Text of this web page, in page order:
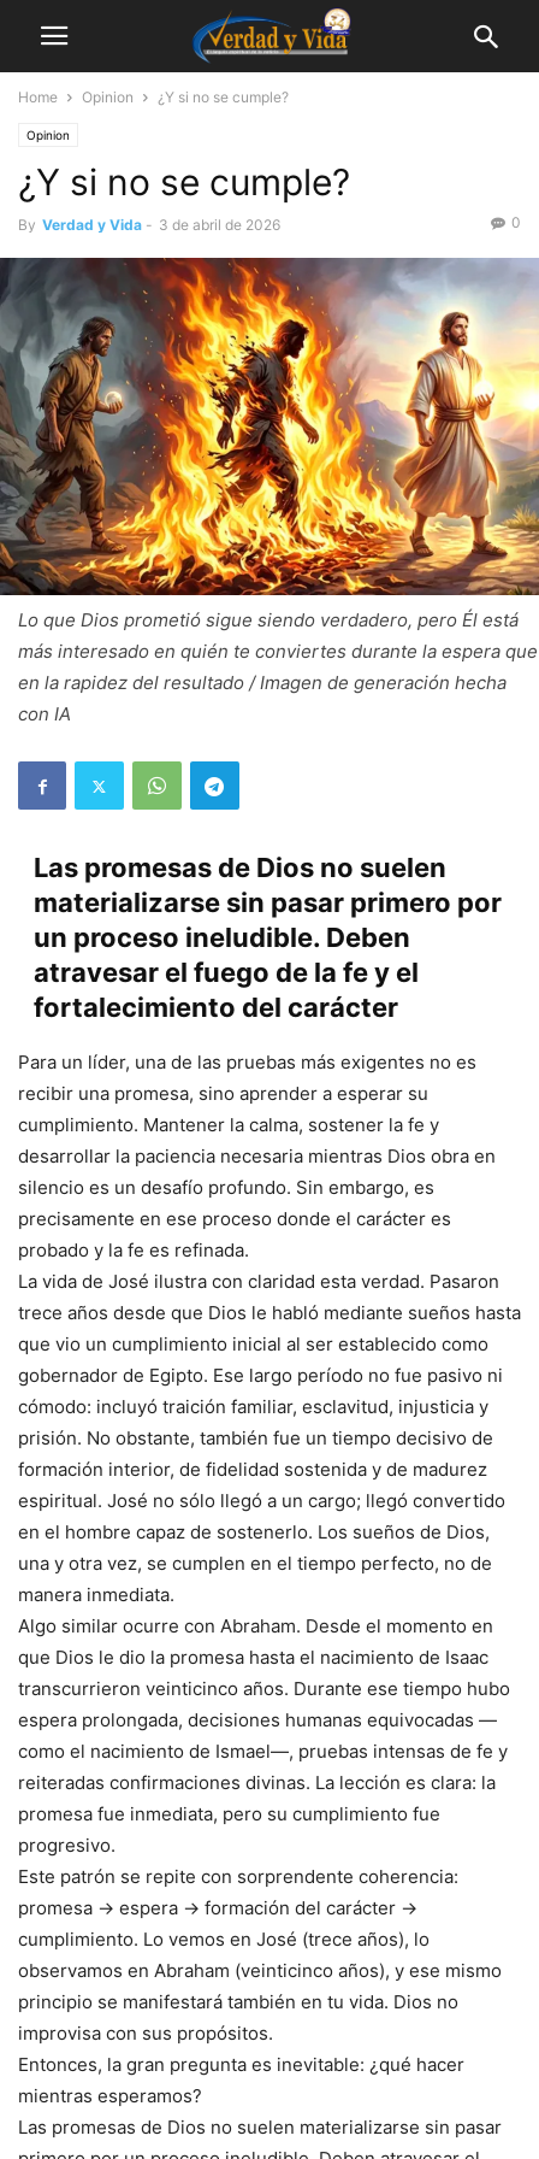
Home Opinion ¿Y si no se cumple?
Opinion
¿Y si no se cumple?
By Verdad y Vida - 3 de abril de 2026 0
Lo que Dios prometió sigue siendo verdadero, pero Él está
más interesado en quién te conviertes durante la espera que
en la rapidez del resultado / Imagen de generación hecha
con IA
Las promesas de Dios no suelen
materializarse sin pasar primero por
un proceso ineludible. Deben
atravesar el fuego de la fe y el
fortalecimiento del carácter
Para un líder, una de las pruebas más exigentes no es
recibir una promesa, sino aprender a esperar su
cumplimiento. Mantener la calma, sostener la fe y
desarrollar la paciencia necesaria mientras Dios obra en
silencio es un desafío profundo. Sin embargo, es
precisamente en ese proceso donde el carácter es
probado y la fe es refinada.
La vida de José ilustra con claridad esta verdad. Pasaron
trece años desde que Dios le habló mediante sueños hasta
que vio un cumplimiento inicial al ser establecido como
gobernador de Egipto. Ese largo período no fue pasivo ni
cómodo: incluyó traición familiar, esclavitud, injusticia y
prisión. No obstante, también fue un tiempo decisivo de
formación interior, de fidelidad sostenida y de madurez
espiritual. José no sólo llegó a un cargo; llegó convertido
en el hombre capaz de sostenerlo. Los sueños de Dios,
una y otra vez, se cumplen en el tiempo perfecto, no de
manera inmediata.
Algo similar ocurre con Abraham. Desde el momento en
que Dios le dio la promesa hasta el nacimiento de Isaac
transcurrieron veinticinco años. Durante ese tiempo hubo
espera prolongada, decisiones humanas equivocadas —
como el nacimiento de Ismael—, pruebas intensas de fe y
reiteradas confirmaciones divinas. La lección es clara: la
promesa fue inmediata, pero su cumplimiento fue
progresivo.
Este patrón se repite con sorprendente coherencia:
promesa → espera → formación del carácter →
cumplimiento. Lo vemos en José (trece años), lo
observamos en Abraham (veinticinco años), y ese mismo
principio se manifestará también en tu vida. Dios no
improvisa con sus propósitos.
Entonces, la gran pregunta es inevitable: ¿qué hacer
mientras esperamos?
Las promesas de Dios no suelen materializarse sin pasar